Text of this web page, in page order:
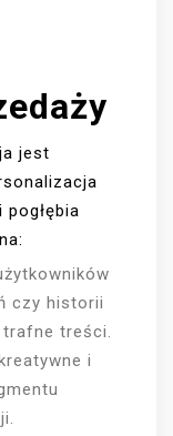
jest
czy historii
trafne treści.
i